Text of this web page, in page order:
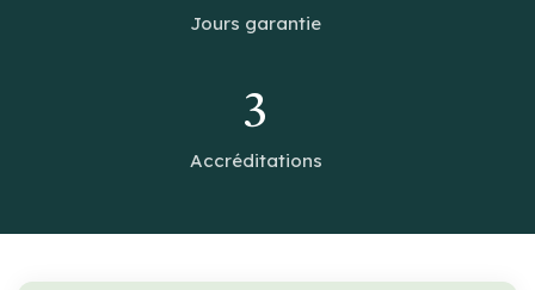
Jours garantie
3
Accréditations